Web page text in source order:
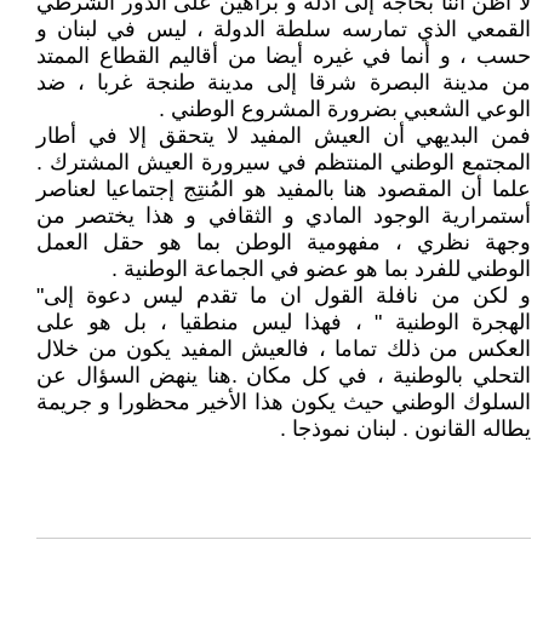
القمعي الذي تمارسه سلطة الدولة ، ليس في لبنان و
حسب ، و أنما في غيره أيضا من أقاليم القطاع الممتد
من مدينة البصرة شرقا إلى مدينة طنجة غربا ، ضد
الوعي الشعبي بضرورة المشروع الوطني .
فمن البديهي أن العيش المفيد لا يتحقق إلا في أطار
المجتمع الوطني المنتظم في سيرورة العيش المشترك .
علما أن المقصود هنا بالمفيد هو المُنتِج إجتماعيا لعناصر
أستمرارية الوجود المادي و الثقافي و هذا يختصر من
وجهة نظري ، مفهومية الوطن بما هو حقل العمل
الوطني للفرد بما هو عضو في الجماعة الوطنية .
و لكن من نافلة القول ان ما تقدم ليس دعوة إلى"
الهجرة الوطنية " ، فهذا ليس منطقيا ، بل هو على
العكس من ذلك تماما ، فالعيش المفيد يكون من خلال
التحلي بالوطنية ، في كل مكان .هنا ينهض السؤال عن
السلوك الوطني حيث يكون هذا الأخير محظورا و جريمة
يطاله القانون . لبنان نموذجا .